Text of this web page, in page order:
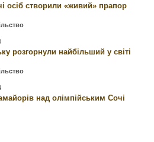
осіб створили «живий» прапор
розгорнули найбільший у світі
над олімпійським Сочі